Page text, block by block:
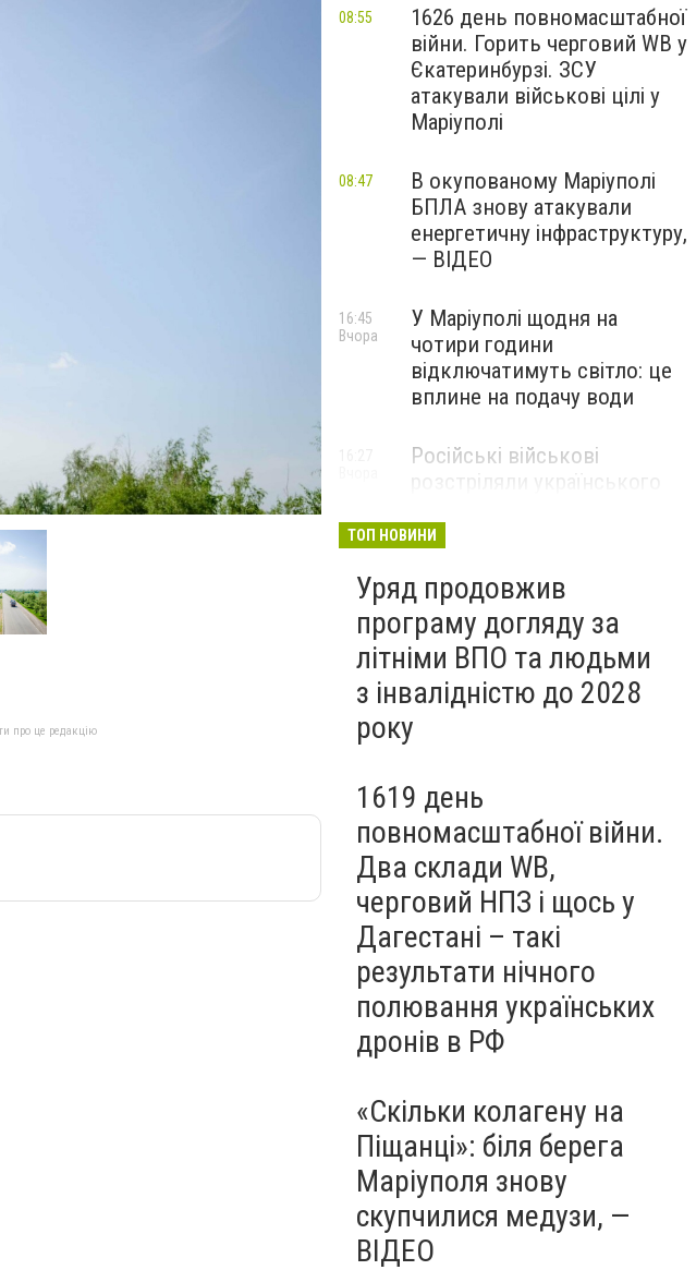
про це редакцію
1626 день повномасштабної
війни. Горить черговий WB у
Єкатеринбурзі. ЗСУ
атакували військові цілі у
Маріуполі
08:55
В окупованому Маріуполі
БПЛА знову атакували
енергетичну інфраструктуру,
— ВІДЕО
08:47
У Маріуполі щодня на
чотири години
відключатимуть світло: це
вплине на подачу води
16:45
Вчора
Російські військові
Волноваському районі, —
ТОП НОВИНИ
Уряд продовжив
програму догляду за
літніми ВПО та людьми
з інвалідністю до 2028
року
1619 день
повномасштабної війни.
Два склади WB,
черговий НПЗ і щось у
Дагестані – такі
результати нічного
полювання українських
дронів в РФ
«Скільки колагену на
Піщанці»: біля берега
Маріуполя знову
скупчилися медузи, —
ВІДЕО